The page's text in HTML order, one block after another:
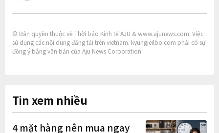
© Bản quyền thuộc về Thời báo Kinh tế AJU & www.ajunews.com: Việc
sử dụng các nội dung đăng tải trên vietnam. kyungjeilbo.com phải có sự
đồng ý bằng văn bản của Aju News Corporation.
Tin xem nhiều
4 mặt hàng nên mua ngay